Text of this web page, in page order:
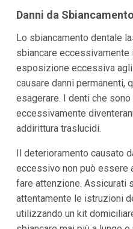
Danni da
Lo sbiancamento dentale
sbiancare eccessivamente
esposizione eccessiva
causare danni permanenti,
esagerare. I denti che
eccessivamente
addirittura traslucidi.
Il deterioramento causato
eccessivo non può essere
fare attenzione. Assicurati
attentamente le istruzioni
utilizzando un kit